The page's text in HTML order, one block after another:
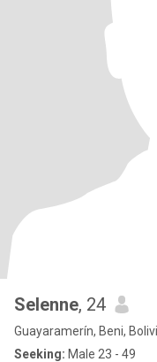
Selenne, 24
Guayaramerín, Beni,
Seeking: Male 23 - 49